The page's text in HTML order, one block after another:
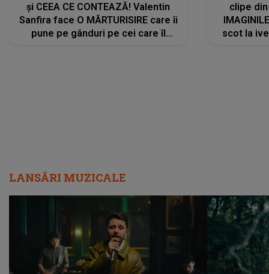
și CEEA CE CONTEAZĂ! Valentin
Sanfira face O MĂRTURISIRE care îi
pune pe gânduri pe cei care îl
clipe
scot la
LANSĂRI MUZICALE